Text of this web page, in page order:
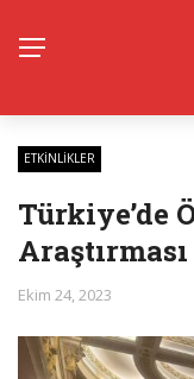
ETKINLIKLER
Türkiye’de
Ekim 24, 2023